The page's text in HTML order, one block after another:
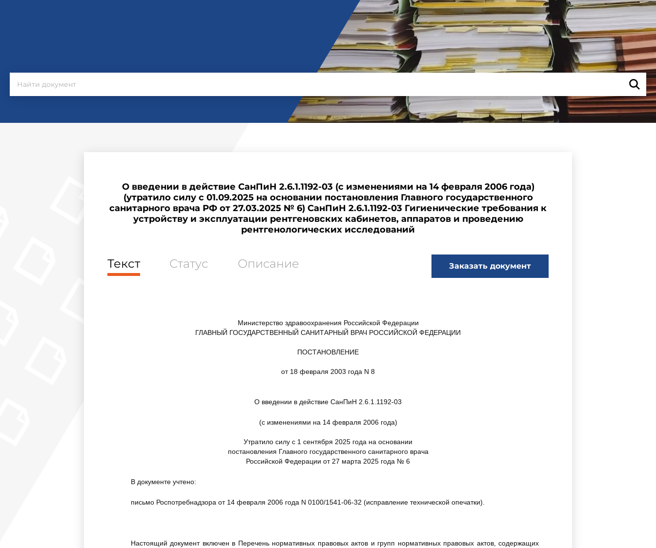
О введении в действие СанПиН 2.6.1.1192-03 (с изменениями на 14 февраля 2006 года)
(утратило силу с 01.09.2025 на основании постановления Главного государственного
санитарного врача РФ от 27.03.2025 № 6) СанПиН 2.6.1.1192-03 Гигиенические требования к
устройству и эксплуатации рентгеновских кабинетов, аппаратов и проведению
рентгенологических исследований
Текст Статус Описание Заказать документ
Министерство здравоохранения Российской Федерации
ГЛАВНЫЙ ГОСУДАРСТВЕННЫЙ САНИТАРНЫЙ ВРАЧ РОССИЙСКОЙ ФЕДЕРАЦИИ
ПОСТАНОВЛЕНИЕ
от 18 февраля 2003 года N 8
О введении в действие СанПиН 2.6.1.1192-03
(с изменениями на 14 февраля 2006 года)
Утратило силу с 1 сентября 2025 года на основании
постановления Главного государственного санитарного врача
Российской Федерации от 27 марта 2025 года № 6
В документе учтено:
письмо Роспотребнадзора от 14 февраля 2006 года N 0100/1541-06-32 (исправление технической опечатки).
Настоящий документ включен в Перечень нормативных правовых актов и групп нормативных правовых актов, содержащих